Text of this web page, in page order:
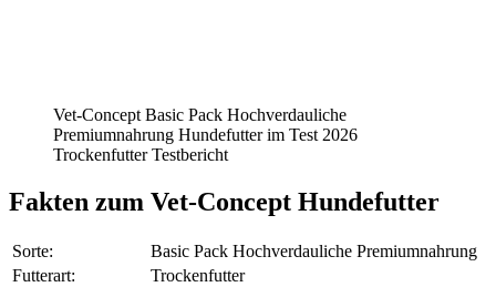
Vet-Concept Basic Pack Hochverdauliche
Premiumnahrung Hundefutter im Test 2026
Trockenfutter Testbericht
Fakten zum Vet-Concept Hundefutter
Sorte:
Basic Pack Hochverdauliche Premiumnahrung
Futterart:
Trockenfutter